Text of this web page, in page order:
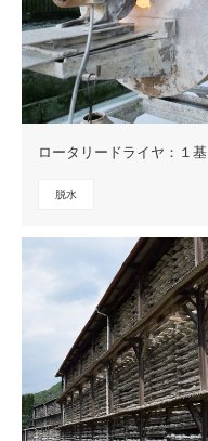
ロータリードライヤ：１基
脱水